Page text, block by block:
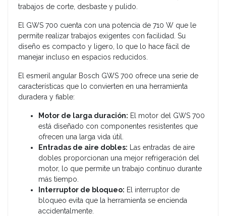
trabajos de corte, desbaste y pulido.
El GWS 700 cuenta con una potencia de 710 W que le
permite realizar trabajos exigentes con facilidad. Su
diseño es compacto y ligero, lo que lo hace fácil de
manejar incluso en espacios reducidos.
El esmeril angular Bosch GWS 700 ofrece una serie de
características que lo convierten en una herramienta
duradera y fiable:
Motor de larga duración: El motor del GWS 700
está diseñado con componentes resistentes que
ofrecen una larga vida útil.
Entradas de aire dobles: Las entradas de aire
dobles proporcionan una mejor refrigeración del
motor, lo que permite un trabajo continuo durante
más tiempo.
Interruptor de bloqueo: El interruptor de
bloqueo evita que la herramienta se encienda
accidentalmente.